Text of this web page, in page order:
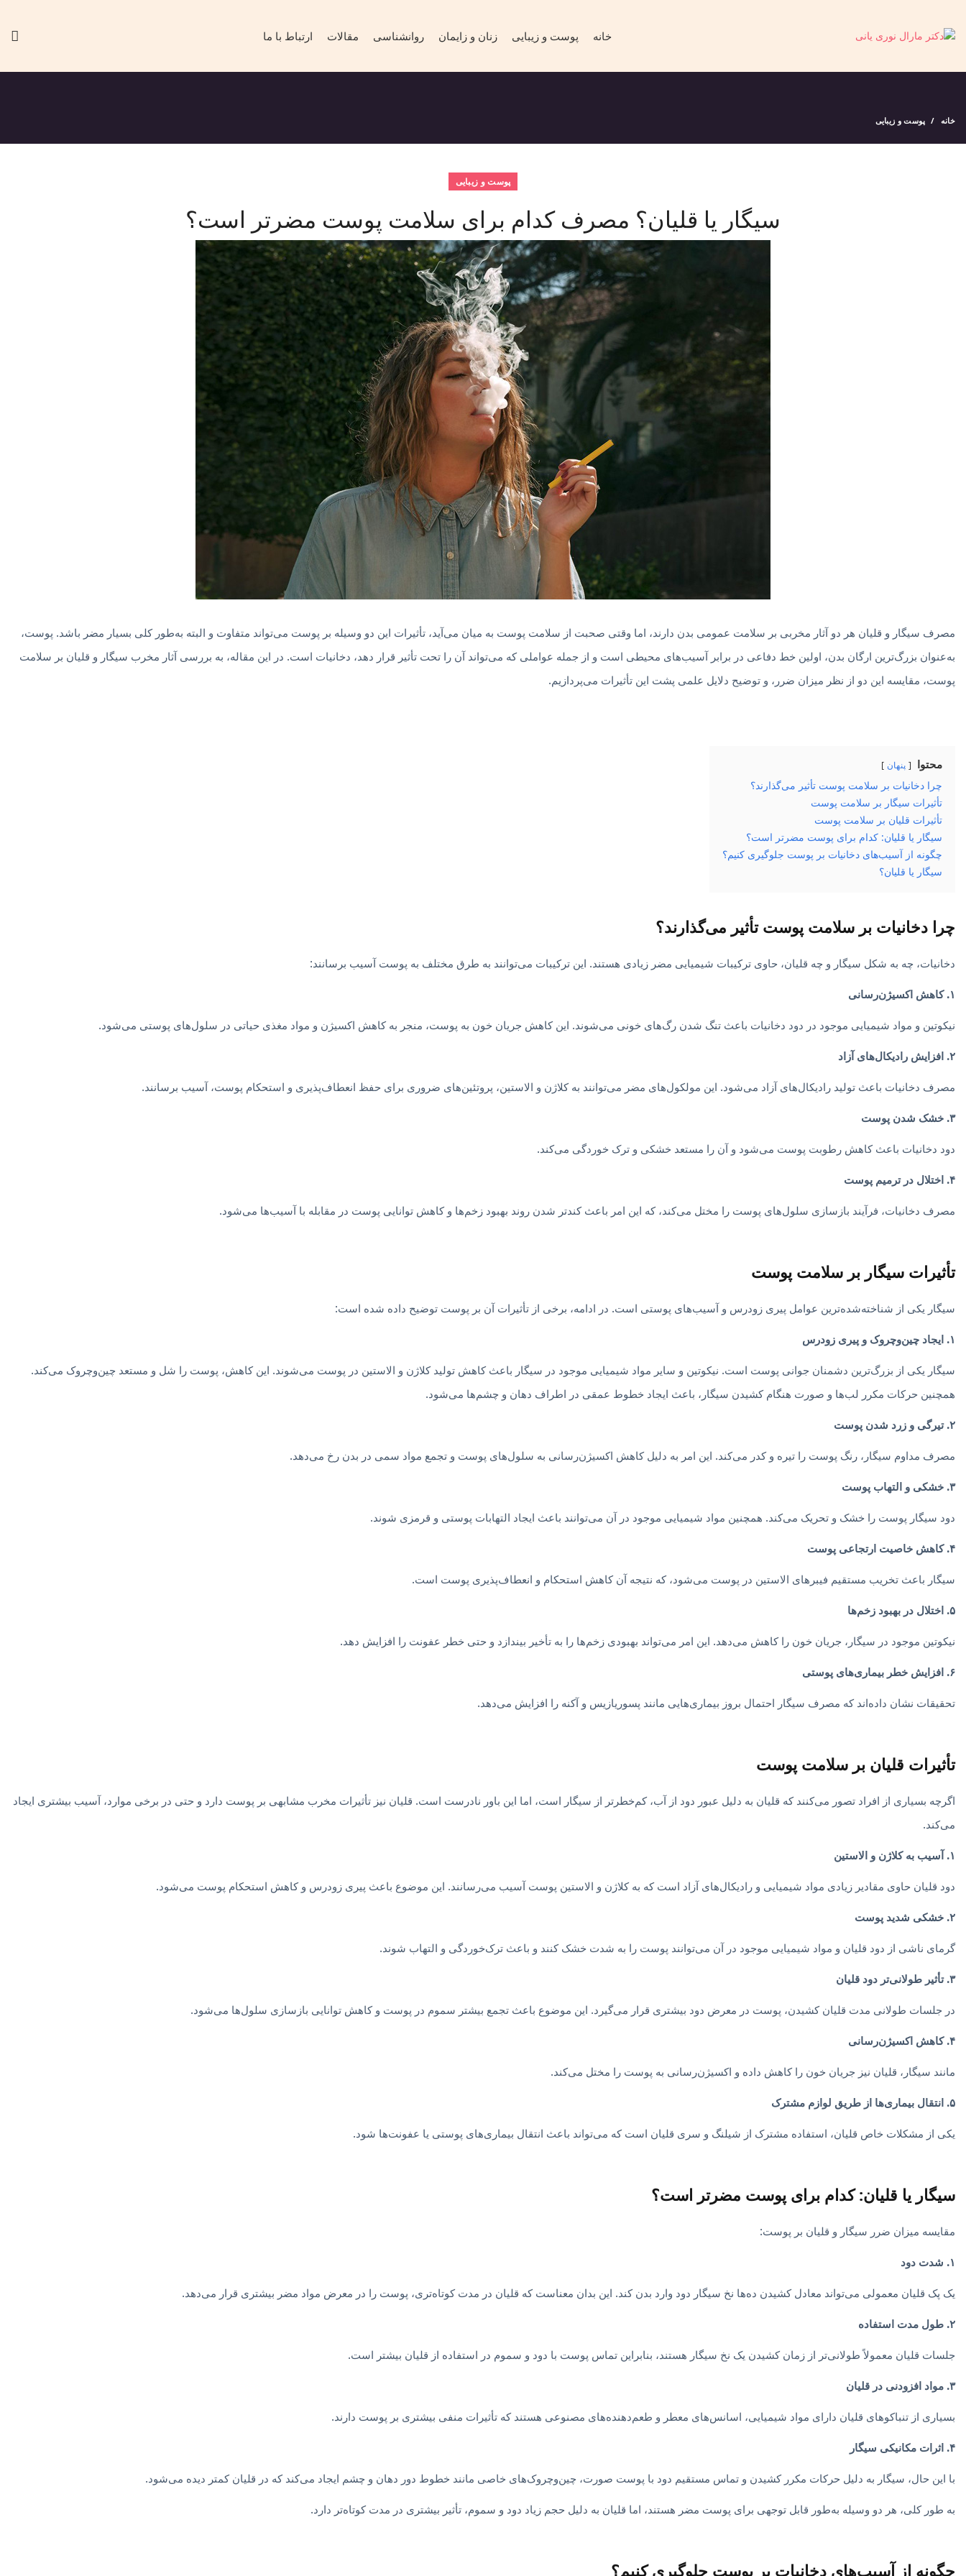
خانه پوست و زیبایی زنان و زایمان روانشناسی مقالات ارتباط با ما
خانه پوست و زیبایی
پوست و زیبایی
سیگار یا قلیان؟ مصرف کدام برای سلامت پوست مضرتر است؟
مصرف سیگار و قلیان هر دو آثار مخربی بر سلامت عمومی بدن دارند، اما وقتی صحبت از سلامت پوست به میان می‌آید، تأثیرات این دو وسیله بر پوست می‌تواند متفاوت و البته به‌طور کلی بسیار مضر باشد. پوست،
به‌عنوان بزرگ‌ترین ارگان بدن، اولین خط دفاعی در برابر آسیب‌های محیطی است و از جمله عواملی که می‌تواند آن را تحت تأثیر قرار دهد، دخانیات است. در این مقاله، به بررسی آثار مخرب سیگار و قلیان بر سلامت
پوست، مقایسه این دو از نظر میزان ضرر، و توضیح دلایل علمی پشت این تأثیرات می‌پردازیم.
محتوا پنهان
چرا دخانیات بر سلامت پوست تأثیر می‌گذارند؟
تأثیرات سیگار بر سلامت پوست
تأثیرات قلیان بر سلامت پوست
سیگار یا قلیان: کدام برای پوست مضرتر است؟
چگونه از آسیب‌های دخانیات بر پوست جلوگیری کنیم؟
سیگار یا قلیان؟
چرا دخانیات بر سلامت پوست تأثیر می‌گذارند؟
دخانیات، چه به شکل سیگار و چه قلیان، حاوی ترکیبات شیمیایی مضر زیادی هستند. این ترکیبات می‌توانند به طرق مختلف به پوست آسیب برسانند:
۱. کاهش اکسیژن‌رسانی
نیکوتین و مواد شیمیایی موجود در دود دخانیات باعث تنگ شدن رگ‌های خونی می‌شوند. این کاهش جریان خون به پوست، منجر به کاهش اکسیژن و مواد مغذی حیاتی در سلول‌های پوستی می‌شود.
۲. افزایش رادیکال‌های آزاد
مصرف دخانیات باعث تولید رادیکال‌های آزاد می‌شود. این مولکول‌های مضر می‌توانند به کلاژن و الاستین، پروتئین‌های ضروری برای حفظ انعطاف‌پذیری و استحکام پوست، آسیب برسانند.
۳. خشک شدن پوست
دود دخانیات باعث کاهش رطوبت پوست می‌شود و آن را مستعد خشکی و ترک خوردگی می‌کند.
۴. اختلال در ترمیم پوست
مصرف دخانیات، فرآیند بازسازی سلول‌های پوست را مختل می‌کند، که این امر باعث کندتر شدن روند بهبود زخم‌ها و کاهش توانایی پوست در مقابله با آسیب‌ها می‌شود.
تأثیرات سیگار بر سلامت پوست
سیگار یکی از شناخته‌شده‌ترین عوامل پیری زودرس و آسیب‌های پوستی است. در ادامه، برخی از تأثیرات آن بر پوست توضیح داده شده است:
۱. ایجاد چین‌وچروک و پیری زودرس
سیگار یکی از بزرگ‌ترین دشمنان جوانی پوست است. نیکوتین و سایر مواد شیمیایی موجود در سیگار باعث کاهش تولید کلاژن و الاستین در پوست می‌شوند. این کاهش، پوست را شل و مستعد چین‌وچروک می‌کند.
همچنین حرکات مکرر لب‌ها و صورت هنگام کشیدن سیگار، باعث ایجاد خطوط عمقی در اطراف دهان و چشم‌ها می‌شود.
۲. تیرگی و زرد شدن پوست
مصرف مداوم سیگار، رنگ پوست را تیره و کدر می‌کند. این امر به دلیل کاهش اکسیژن‌رسانی به سلول‌های پوست و تجمع مواد سمی در بدن رخ می‌دهد.
۳. خشکی و التهاب پوست
دود سیگار پوست را خشک و تحریک می‌کند. همچنین مواد شیمیایی موجود در آن می‌توانند باعث ایجاد التهابات پوستی و قرمزی شوند.
۴. کاهش خاصیت ارتجاعی پوست
سیگار باعث تخریب مستقیم فیبرهای الاستین در پوست می‌شود، که نتیجه آن کاهش استحکام و انعطاف‌پذیری پوست است.
۵. اختلال در بهبود زخم‌ها
نیکوتین موجود در سیگار، جریان خون را کاهش می‌دهد. این امر می‌تواند بهبودی زخم‌ها را به تأخیر بیندازد و حتی خطر عفونت را افزایش دهد.
۶. افزایش خطر بیماری‌های پوستی
تحقیقات نشان داده‌اند که مصرف سیگار احتمال بروز بیماری‌هایی مانند پسوریازیس و آکنه را افزایش می‌دهد.
تأثیرات قلیان بر سلامت پوست
اگرچه بسیاری از افراد تصور می‌کنند که قلیان به دلیل عبور دود از آب، کم‌خطرتر از سیگار است، اما این باور نادرست است. قلیان نیز تأثیرات مخرب مشابهی بر پوست دارد و حتی در برخی موارد، آسیب بیشتری ایجاد
می‌کند.
۱. آسیب به کلاژن و الاستین
دود قلیان حاوی مقادیر زیادی مواد شیمیایی و رادیکال‌های آزاد است که به کلاژن و الاستین پوست آسیب می‌رسانند. این موضوع باعث پیری زودرس و کاهش استحکام پوست می‌شود.
۲. خشکی شدید پوست
گرمای ناشی از دود قلیان و مواد شیمیایی موجود در آن می‌توانند پوست را به شدت خشک کنند و باعث ترک‌خوردگی و التهاب شوند.
۳. تأثیر طولانی‌تر دود قلیان
در جلسات طولانی مدت قلیان کشیدن، پوست در معرض دود بیشتری قرار می‌گیرد. این موضوع باعث تجمع بیشتر سموم در پوست و کاهش توانایی بازسازی سلول‌ها می‌شود.
۴. کاهش اکسیژن‌رسانی
مانند سیگار، قلیان نیز جریان خون را کاهش داده و اکسیژن‌رسانی به پوست را مختل می‌کند.
۵. انتقال بیماری‌ها از طریق لوازم مشترک
یکی از مشکلات خاص قلیان، استفاده مشترک از شیلنگ و سری قلیان است که می‌تواند باعث انتقال بیماری‌های پوستی یا عفونت‌ها شود.
سیگار یا قلیان: کدام برای پوست مضرتر است؟
مقایسه میزان ضرر سیگار و قلیان بر پوست:
۱. شدت دود
یک پک قلیان معمولی می‌تواند معادل کشیدن ده‌ها نخ سیگار دود وارد بدن کند. این بدان معناست که قلیان در مدت کوتاه‌تری، پوست را در معرض مواد مضر بیشتری قرار می‌دهد.
۲. طول مدت استفاده
جلسات قلیان معمولاً طولانی‌تر از زمان کشیدن یک نخ سیگار هستند، بنابراین تماس پوست با دود و سموم در استفاده از قلیان بیشتر است.
۳. مواد افزودنی در قلیان
بسیاری از تنباکوهای قلیان دارای مواد شیمیایی، اسانس‌های معطر و طعم‌دهنده‌های مصنوعی هستند که تأثیرات منفی بیشتری بر پوست دارند.
۴. اثرات مکانیکی سیگار
با این حال، سیگار به دلیل حرکات مکرر کشیدن و تماس مستقیم دود با پوست صورت، چین‌وچروک‌های خاصی مانند خطوط دور دهان و چشم ایجاد می‌کند که در قلیان کمتر دیده می‌شود.
به طور کلی، هر دو وسیله به‌طور قابل توجهی برای پوست مضر هستند، اما قلیان به دلیل حجم زیاد دود و سموم، تأثیر بیشتری در مدت کوتاه‌تر دارد.
چگونه از آسیب‌های دخانیات بر پوست جلوگیری کنیم؟